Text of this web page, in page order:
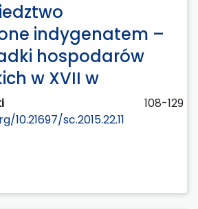
indygenatem –
hospodarów
w XVII w
108-129
sc.2015.22.11